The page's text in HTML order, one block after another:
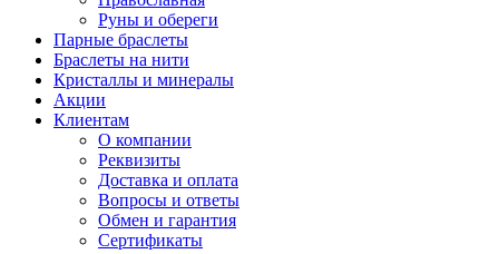
Руны и обереги
Парные браслеты
Браслеты на нити
Кристаллы и минералы
Акции
Клиентам
О компании
Реквизиты
Доставка и оплата
Вопросы и ответы
Обмен и гарантия
Сертификаты